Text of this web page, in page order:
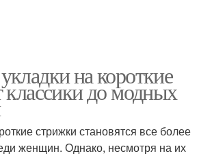
на короткие
до модных
стрижки становятся все более
женщин. Однако, несмотря на их